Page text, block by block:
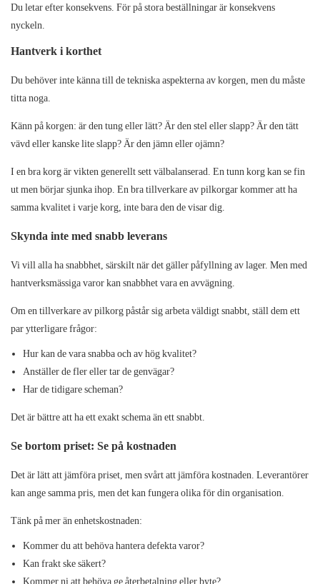
Du letar efter konsekvens. För på stora beställningar är konsekvens
nyckeln.
Hantverk i korthet
Du behöver inte känna till de tekniska aspekterna av korgen, men du måste
titta noga.
Känn på korgen: är den tung eller lätt? Är den stel eller slapp? Är den tätt
vävd eller kanske lite slapp? Är den jämn eller ojämn?
I en bra korg är vikten generellt sett välbalanserad. En tunn korg kan se fin
ut men börjar sjunka ihop. En bratillverkare av pilkorgarkommer att ha
samma kvalitet i varje korg, inte bara den de visar dig.
Skynda inte med snabb leverans
Vi vill alla ha snabbhet, särskilt när det gäller påfyllning av lager. Men med
hantverksmässiga varor kan snabbhet vara en avvägning.
Om en tillverkare av pilkorg påstår sig arbeta väldigt snabbt, ställ dem ett
par ytterligare frågor:
Hur kan de vara snabba och av hög kvalitet?
Anställer de fler eller tar de genvägar?
Har de tidigare scheman?
Det är bättre att ha ett exakt schema än ett snabbt.
Se bortom priset: Se på kostnaden
Det är lätt att jämföra priset, men svårt att jämföra kostnaden. Leverantörer
kan ange samma pris, men det kan fungera olika för din organisation.
Tänk på mer än enhetskostnaden:
Kommer du att behöva hantera defekta varor?
Kan frakt ske säkert?
Kommer ni att behöva ge återbetalning eller byte?